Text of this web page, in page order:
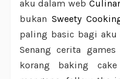
aku dalam web
bukan Sweety
paling basic bagi
Senang cerita
korang baking